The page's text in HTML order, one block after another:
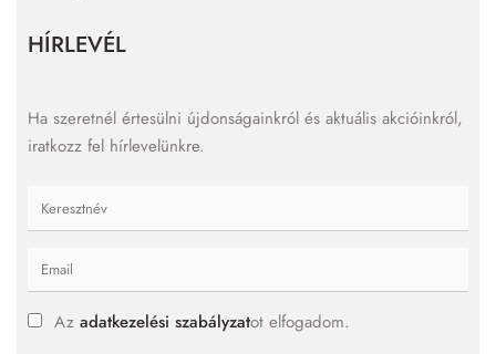
HÍRLEVÉL
Ha szeretnél értesülni újdonságainkról és aktuális akcióinkról,
iratkozz fel hírlevelünkre.
Az adatkezelési szabályzatot elfogadom.